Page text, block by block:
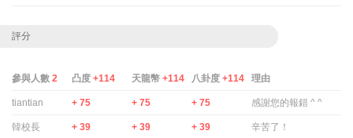
評分
參與人數 2 凸度 +114 天龍幣 +114 八卦度 +114 理由
tiantian + 75 + 75 + 75 感謝您的報錯 ^ ^
韓校長 + 39 + 39 + 39 辛苦了！